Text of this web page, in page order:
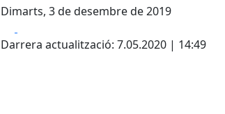
Dimarts, 3 de desembre de 2019
Darrera actualització: 7.05.2020 | 14:49